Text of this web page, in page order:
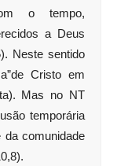
o tempo,
a Deus
Neste sentido
Cristo em
Mas no NT
temporária
comunidade